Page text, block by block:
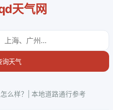
天气网
天气
么样？| 本地道路通行参考